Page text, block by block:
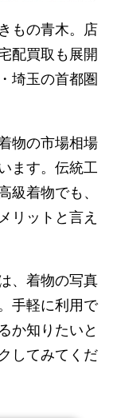
もの青木。店
配買取も展開
埼玉の首都圏
物の市場相場
ます。伝統工
級着物でも、
リットと言え
、着物の写真
手軽に利用で
か知りたいと
してみてくだ